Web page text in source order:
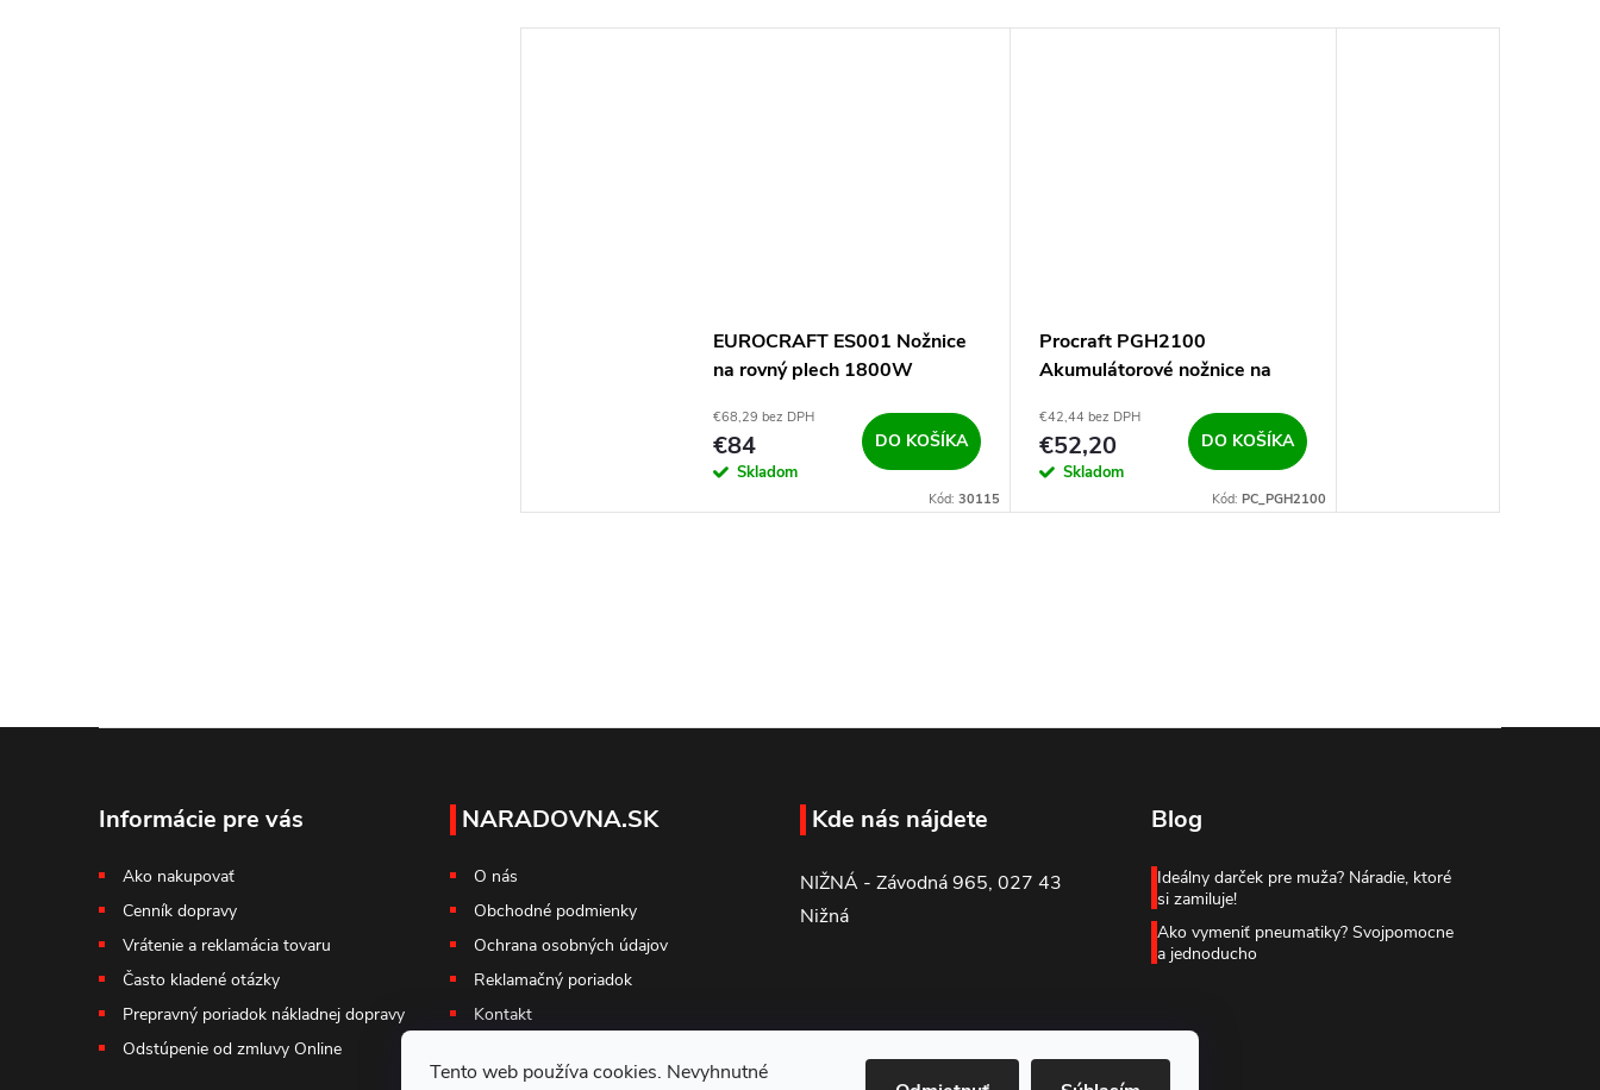
Tento web používa cookies. Nevyhnutné
EUROCRAFT ES001 Nožnice
na rovný plech 1800W
€68,29 bez DPH
€84
Skladom
DO KOŠÍKA
Kód: 30115
Procraft PGH2100
Akumulátorové nožnice na
€42,44 bez DPH
€52,20
Skladom
DO KOŠÍKA
Kód: PC_PGH2100
Informácie pre vás
Ako nakupovať
Cenník dopravy
Vrátenie a reklamácia tovaru
Často kladené otázky
Prepravný poriadok nákladnej dopravy
Odstúpenie od zmluvy Online
NARADOVNA.SK
O nás
Obchodné podmienky
Ochrana osobných údajov
Reklamačný poriadok
Kontakt
Kde nás nájdete
NIŽNÁ - Závodná 965, 027 43
Nižná
Blog
Ideálny darček pre muža? Náradie, ktoré
si zamiluje!
Ako vymeniť pneumatiky? Svojpomocne
a jednoducho